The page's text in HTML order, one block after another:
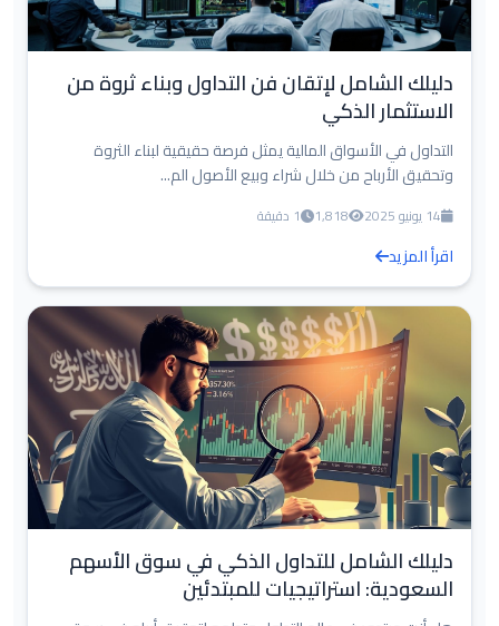
دليلك الشامل لإتقان فن التداول وبناء ثروة من
الاستثمار الذكي
التداول في الأسواق المالية يمثل فرصة حقيقية لبناء الثروة
وتحقيق الأرباح من خلال شراء وبيع الأصول الم...
14 يونيو 2025 1,818 1 دقيقة
اقرأ المزيد
دليلك الشامل للتداول الذكي في سوق الأسهم
السعودية: استراتيجيات للمبتدئين